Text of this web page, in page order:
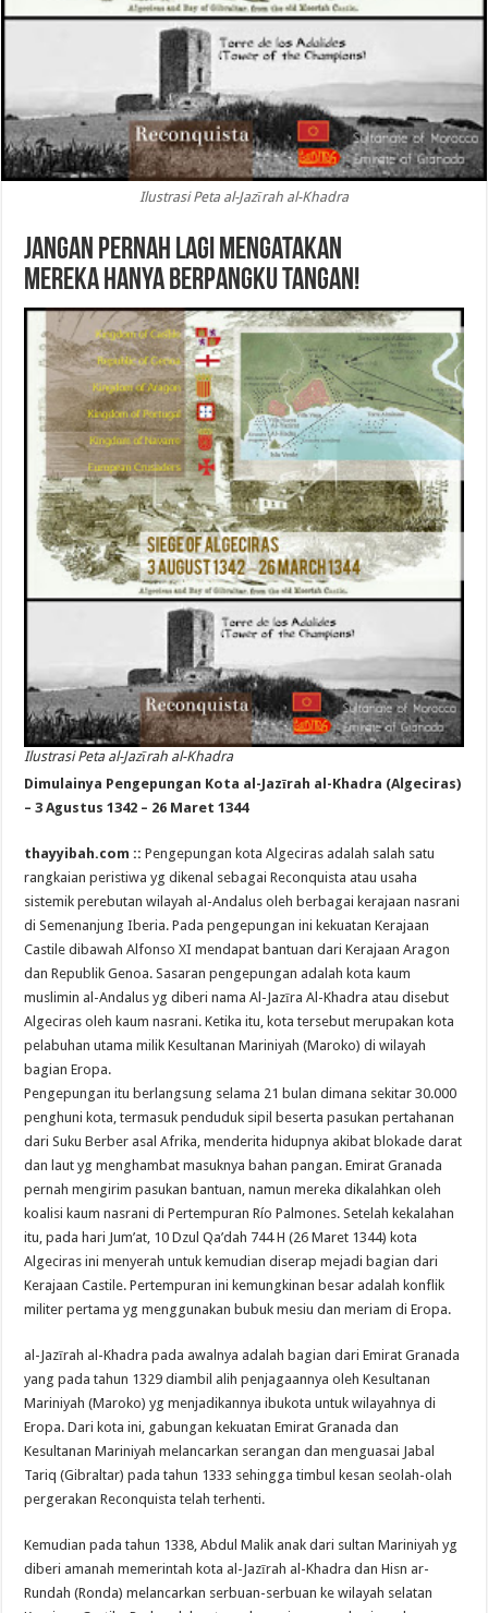
Ilustrasi Peta al-Jazīrah al-Khadra
Jangan Pernah Lagi Mengatakan
Mereka Hanya Berpangku Tangan!
Ilustrasi Peta al-Jazīrah al-Khadra
Dimulainya Pengepungan Kota al-Jazīrah al-Khadra (Algeciras)
– 3 Agustus 1342 – 26 Maret 1344
thayyibah.com ::Pengepungan kota Algeciras adalah salah satu
rangkaian peristiwa yg dikenal sebagai Reconquista atau usaha
sistemik perebutan wilayah al-Andalus oleh berbagai kerajaan nasrani
di Semenanjung Iberia. Pada pengepungan ini kekuatan Kerajaan
Castile dibawah Alfonso XI mendapat bantuan dari Kerajaan Aragon
dan Republik Genoa. Sasaran pengepungan adalah kota kaum
muslimin al-Andalus yg diberi nama Al-Jazīra Al-Khadra atau disebut
Algeciras oleh kaum nasrani. Ketika itu, kota tersebut merupakan kota
pelabuhan utama milik Kesultanan Mariniyah (Maroko) di wilayah
bagian Eropa.
Pengepungan itu berlangsung selama 21 bulan dimana sekitar 30.000
penghuni kota, termasuk penduduk sipil beserta pasukan pertahanan
dari Suku Berber asal Afrika, menderita hidupnya akibat blokade darat
dan laut yg menghambat masuknya bahan pangan. Emirat Granada
pernah mengirim pasukan bantuan, namun mereka dikalahkan oleh
koalisi kaum nasrani di Pertempuran Río Palmones. Setelah kekalahan
itu, pada hari Jum’at, 10 Dzul Qa’dah 744 H (26 Maret 1344) kota
Algeciras ini menyerah untuk kemudian diserap mejadi bagian dari
Kerajaan Castile. Pertempuran ini kemungkinan besar adalah konflik
militer pertama yg menggunakan bubuk mesiu dan meriam di Eropa.
al-Jazīrah al-Khadra pada awalnya adalah bagian dari Emirat Granada
yang pada tahun 1329 diambil alih penjagaannya oleh Kesultanan
Mariniyah (Maroko) yg menjadikannya ibukota untuk wilayahnya di
Eropa. Dari kota ini, gabungan kekuatan Emirat Granada dan
Kesultanan Mariniyah melancarkan serangan dan menguasai Jabal
Tariq (Gibraltar) pada tahun 1333 sehingga timbul kesan seolah-olah
pergerakan Reconquista telah terhenti.
Kemudian pada tahun 1338, Abdul Malik anak dari sultan Mariniyah yg
diberi amanah memerintah kota al-Jazīrah al-Khadra dan Hisn ar-
Rundah (Ronda) melancarkan serbuan-serbuan ke wilayah selatan